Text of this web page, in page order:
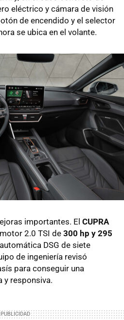
eléctrico y cámara de visión
de encendido y el selector
se ubica en el volante.
importantes. El CUPRA
2.0 TSI de 300 hp y 295
DSG de siete
de ingeniería revisó
para conseguir una
y responsiva.